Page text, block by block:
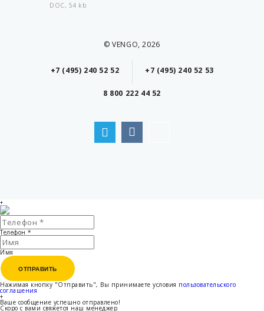
DOC, 54 kb
© VENGO, 2026
+7 (495) 240 52 52 +7 (495) 240 52 53
8 800 222 44 52
+
Телефон *
Имя
ОТПРАВИТЬ
ОТПРАВИТЬ
Нажимая кнопку "Отправить", Вы принимаете условия пользовательского
соглашения
+
Ваше сообщение успешно отправлено!
Скоро с вами свяжется наш менеджер